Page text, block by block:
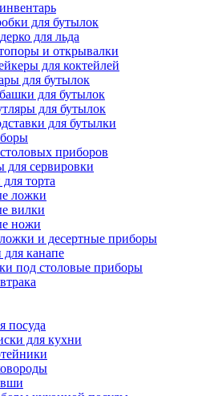
для бутылок
для льда
и открывалки
для коктейлей
для бутылок
для бутылок
для бутылок
для бутылки
приборов
для сервировки
торта
ложки
вилки
ножи
и десертные приборы
канапе
под столовые приборы
посуда
для кухни